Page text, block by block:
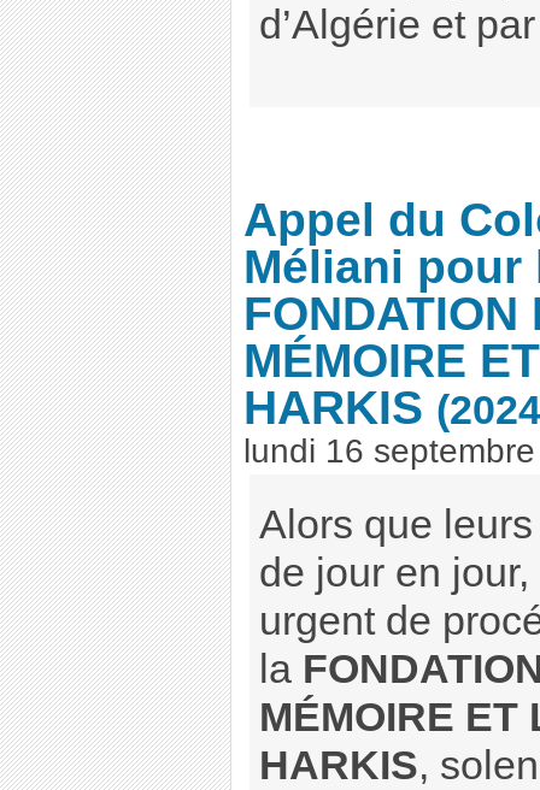
d’Algérie et
Appel du
Méliani pour
FONDATION
MÉMOIRE
HARKIS
lundi 16
Alors que
de jour en
urgent de
la
MÉMOIRE ET
HARKIS,